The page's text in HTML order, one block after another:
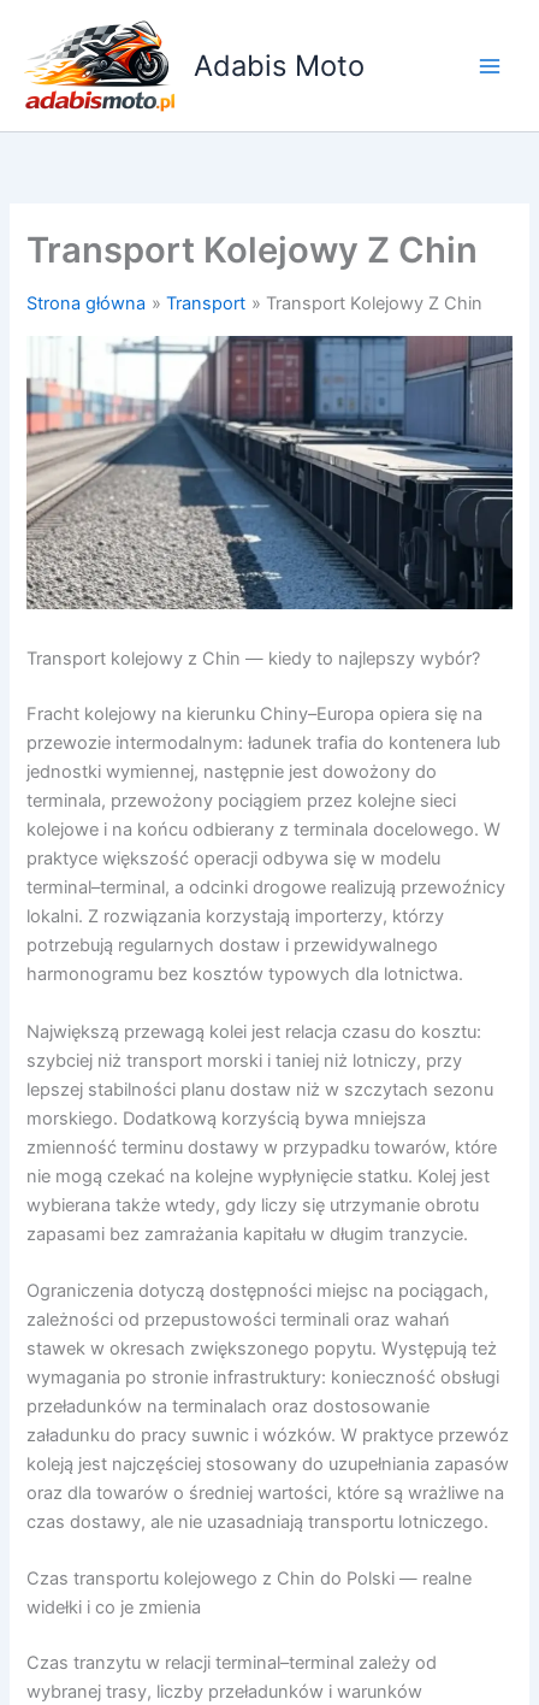
treści
Adabis Moto
Transport Kolejowy Z Chin
Strona główna Transport Transport Kolejowy Z Chin
Transport kolejowy z Chin — kiedy to najlepszy wybór?
Fracht kolejowy na kierunku Chiny–Europa opiera się na
przewozie intermodalnym: ładunek trafia do kontenera lub
jednostki wymiennej, następnie jest dowożony do
terminala, przewożony pociągiem przez kolejne sieci
kolejowe i na końcu odbierany z terminala docelowego. W
praktyce większość operacji odbywa się w modelu
terminal–terminal, a odcinki drogowe realizują przewoźnicy
lokalni. Z rozwiązania korzystają importerzy, którzy
potrzebują regularnych dostaw i przewidywalnego
harmonogramu bez kosztów typowych dla lotnictwa.
Największą przewagą kolei jest relacja czasu do kosztu:
szybciej niż transport morski i taniej niż lotniczy, przy
lepszej stabilności planu dostaw niż w szczytach sezonu
morskiego. Dodatkową korzyścią bywa mniejsza
zmienność terminu dostawy w przypadku towarów, które
nie mogą czekać na kolejne wypłynięcie statku. Kolej jest
wybierana także wtedy, gdy liczy się utrzymanie obrotu
zapasami bez zamrażania kapitału w długim tranzycie.
Ograniczenia dotyczą dostępności miejsc na pociągach,
zależności od przepustowości terminali oraz wahań
stawek w okresach zwiększonego popytu. Występują też
wymagania po stronie infrastruktury: konieczność obsługi
przeładunków na terminalach oraz dostosowanie
załadunku do pracy suwnic i wózków. W praktyce przewóz
koleją jest najczęściej stosowany do uzupełniania zapasów
oraz dla towarów o średniej wartości, które są wrażliwe na
czas dostawy, ale nie uzasadniają transportu lotniczego.
Czas transportu kolejowego z Chin do Polski — realne
widełki i co je zmienia
Czas tranzytu w relacji terminal–terminal zależy od
wybranej trasy, liczby przeładunków i warunków